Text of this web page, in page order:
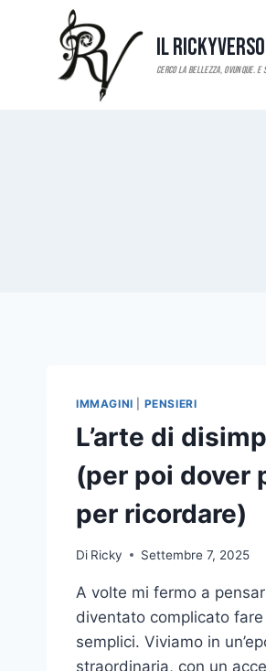
contenuto
Il RickyVerso
IMMAGINI PENSIERI
L’arte di
(per poi dover
per ricordare)
Di Ricky Settembre 7, 2025
A volte mi fermo a
diventato complicato fare
semplici. Viviamo in
straordinaria, con un